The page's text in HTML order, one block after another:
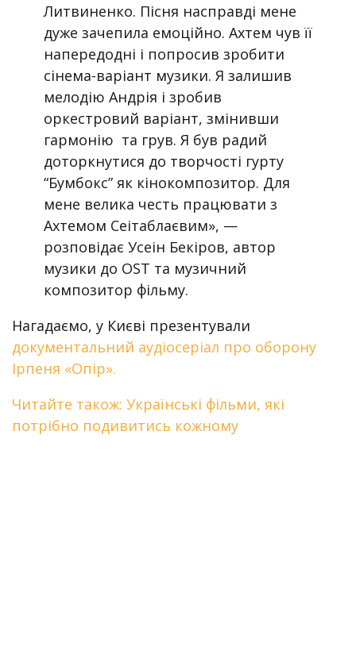
Литвиненко. Пісня насправді мене
дуже зачепила емоційно. Ахтем чув її
напередодні і попросив зробити
сінема-варіант музики. Я залишив
мелодію Андрія і зробив
оркестровий варіант, змінивши
гармонію та грув. Я був радий
доторкнутися до творчості гурту
“Бумбокс” як кінокомпозитор. Для
мене велика честь працювати з
Ахтемом Сеітаблаєвим», —
розповідає Усеін Бекіров, автор
музики до OST та музичний
композитор фільму.
Нагадаємо, у Києві презентували
документальний аудіосеріал про оборону
Ірпеня «Опір».
Читайте також: Українські фільми, які
потрібно подивитись кожному